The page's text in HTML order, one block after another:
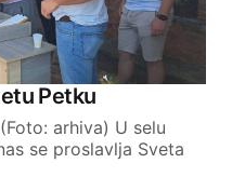
Petku
arhiva) U selu
se proslavlja Sveta